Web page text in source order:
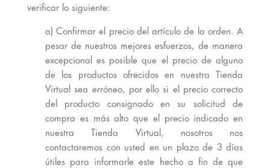
verificar lo siguiente:
a) Confirmar el precio del artículo de la orden. A
pesar de nuestros mejores esfuerzos, de manera
excepcional es posible que el precio de alguno
de los productos ofrecidos en nuestra Tienda
Virtual sea erróneo, por ello si el precio correcto
del producto consignado en su solicitud de
compra es más alto que el precio indicado en
nuestra Tienda Virtual, nosotros nos
contactaremos con usted en un plazo de 3 días
útiles para informarle este hecho a fin de que